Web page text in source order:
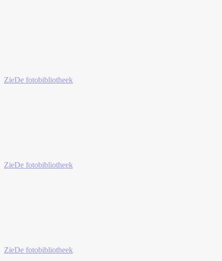
ZieDe fotobibliotheek
ZieDe fotobibliotheek
ZieDe fotobibliotheek